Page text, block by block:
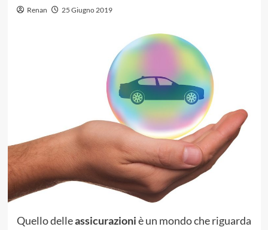
Renan 25 Giugno 2019
Quello delleassicurazioniè un mondo che riguarda